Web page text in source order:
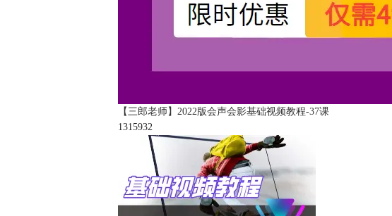
【三郎老师】2022版会声会影基础视频教程-37课
1315932